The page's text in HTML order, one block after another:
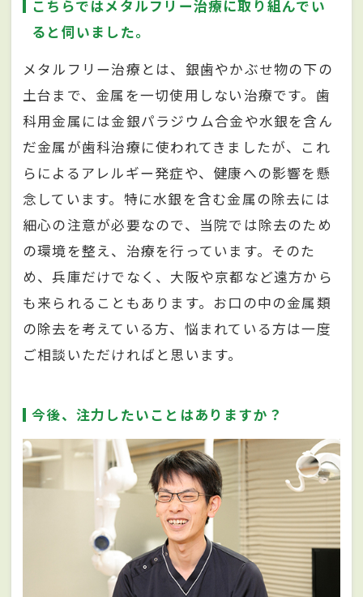
こちらではメタルフリー治療に取り組んでい
ると伺いました。
メタルフリー治療とは、銀歯やかぶせ物の下の
土台まで、金属を一切使用しない治療です。歯
科用金属には金銀パラジウム合金や水銀を含ん
だ金属が歯科治療に使われてきましたが、これ
らによるアレルギー発症や、健康への影響を懸
念しています。特に水銀を含む金属の除去には
細心の注意が必要なので、当院では除去のため
の環境を整え、治療を行っています。そのた
め、兵庫だけでなく、大阪や京都など遠方から
も来られることもあります。お口の中の金属類
の除去を考えている方、悩まれている方は一度
ご相談いただければと思います。
今後、注力したいことはありますか？